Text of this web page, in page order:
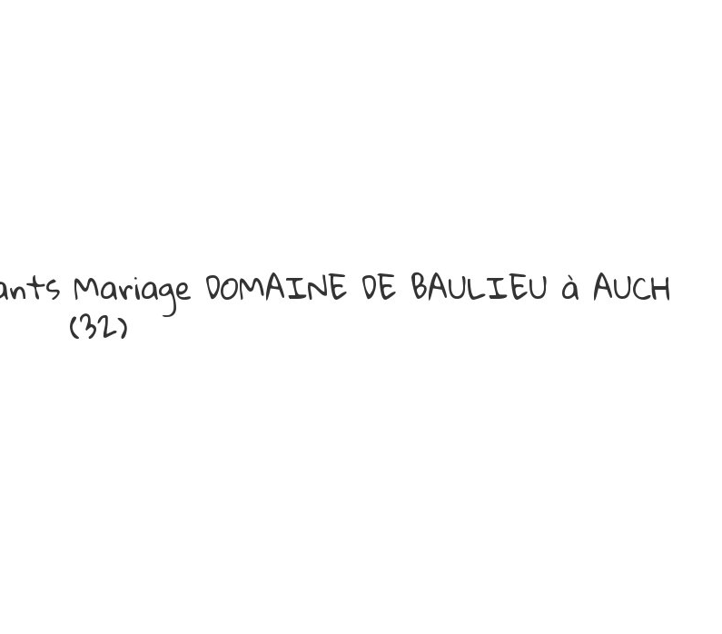
Mariage DOMAINE DE BAULIEU à AUCH
(32)